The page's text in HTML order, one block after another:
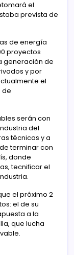
el
prevista de
de energía
proyectos
generación de
y por
el
de
serán con
del
técnicas y a
terminar con
donde
tecnificar el
el próximo 2
el de su
a la
que lucha